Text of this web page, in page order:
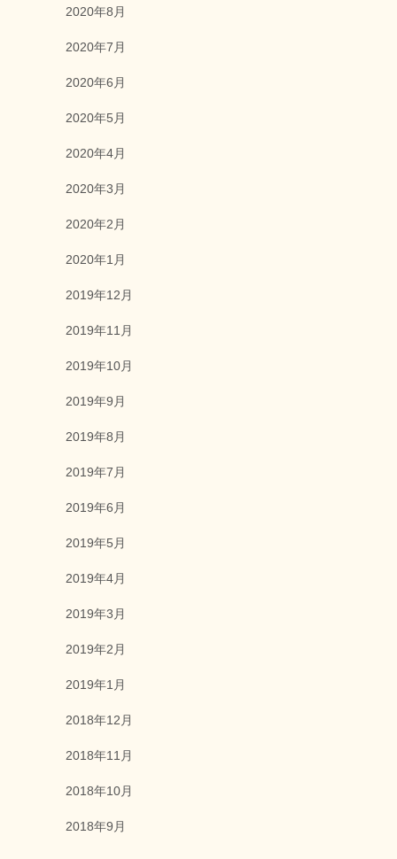
2020年8月
2020年7月
2020年6月
2020年5月
2020年4月
2020年3月
2020年2月
2020年1月
2019年12月
2019年11月
2019年10月
2019年9月
2019年8月
2019年7月
2019年6月
2019年5月
2019年4月
2019年3月
2019年2月
2019年1月
2018年12月
2018年11月
2018年10月
2018年9月